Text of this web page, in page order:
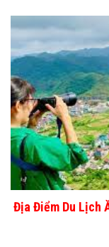
Địa Điểm Du Lịch